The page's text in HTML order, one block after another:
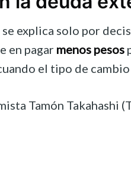
explica solo por
en pagar menos pesos
el tipo de
Tamón